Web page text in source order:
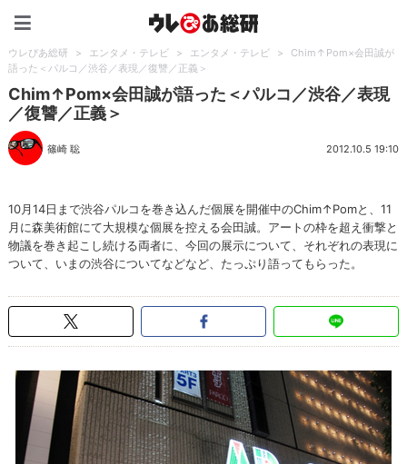
ウレぴあ総研 > エンタメ・テレビ > エンタメ・テレビ >
Chim↑Pom×会田誠が
語った＜パルコ／渋谷／表現／復讐／正義＞
Chim↑Pom×会田誠が語った＜パルコ／渋谷／表現
／復讐／正義＞
篠崎 聡 2012.10.5 19:10
10月14日まで渋谷パルコを巻き込んだ個展を開催中のChim↑Pomと、11
月に森美術館にて大規模な個展を控える会田誠。アートの枠を超え衝撃と
物議を巻き起こし続ける両者に、今回の展示について、それぞれの表現に
ついて、いまの渋谷についてなどなど、たっぷり語ってもらった。